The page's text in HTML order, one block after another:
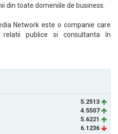
din toate domeniile de business.
Network este o companie care
publice si consultanta în
5.2513
4.5507
5.6221
6.1236